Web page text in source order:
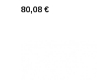
80,08 €